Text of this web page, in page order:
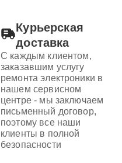
Курьерская
доставка
С каждым клиентом,
заказавшим услугу
ремонта электроники в
нашем сервисном
центре - мы заключаем
письменный договор,
поэтому все наши
клиенты в полной
безопасности